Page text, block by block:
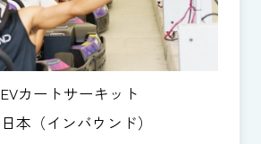
EVカートサーキット
日本（インバウンド）